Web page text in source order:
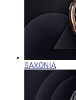
SAXONIA